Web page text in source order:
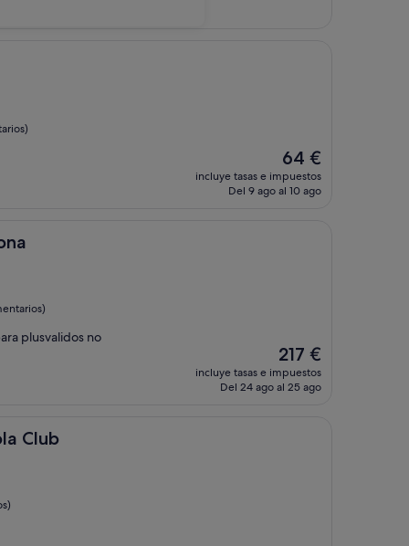
El
precio
actual
64 €
incluye tasas e impuestos
Del 9 ago al 10 ago
plusvalidos no
El
precio
actual
217 €
incluye tasas e impuestos
Del 24 ago al 25 ago
Club